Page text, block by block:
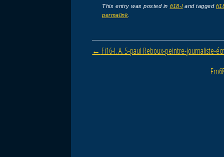
c
e
b
o
tt
ail
ta
er
This entry was posted in fi18-land tagged
permalink
Post navigation
← Fi16-l. A. S-paul Reboux-peintre-journaliste-